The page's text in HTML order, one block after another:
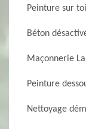
Peinture sur
Béton
Maçonnerie
Peinture
Nettoyage